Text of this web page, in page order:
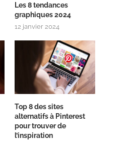
Les 8 tendances
graphiques 2024
12 janvier 2024
Top 8 des sites
alternatifs à Pinterest
pour trouver de
l’inspiration